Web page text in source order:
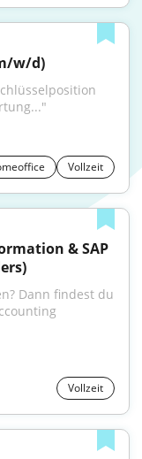
w/d)
Vollzeit
& SAP
Dann findest du
Vollzeit